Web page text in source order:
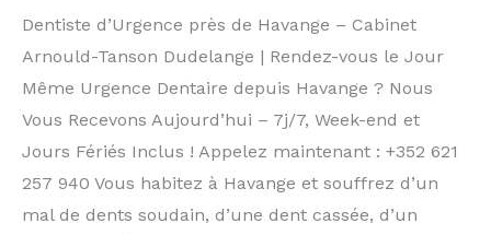
|
Arnould-
Tanson
Practice
Luxembourg
Dentiste d’Urgence près de Havange – Cabinet
Arnould-Tanson Dudelange | Rendez-vous le Jour
Même Urgence Dentaire depuis Havange ? Nous
Vous Recevons Aujourd’hui – 7j/7, Week-end et
Jours Fériés Inclus ! Appelez maintenant : +352 621
257 940 Vous habitez à Havange et souffrez d’un
mal de dents soudain, d’une dent cassée, d’un